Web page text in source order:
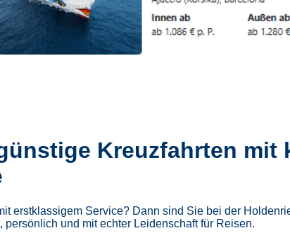
Kreuzfahrten
erstklassigem Service? Dann sind Sie bei der
und mit echter Leidenschaft für Reisen.